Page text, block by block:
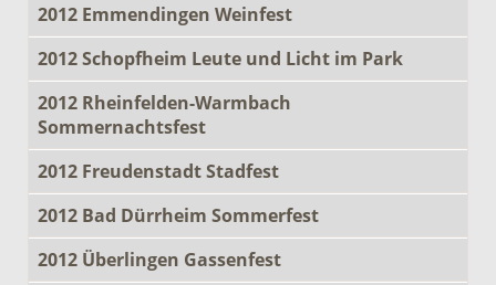
2012 Emmendingen Weinfest
2012 Schopfheim Leute und Licht im Park
2012 Rheinfelden-Warmbach
Sommernachtsfest
2012 Freudenstadt Stadfest
2012 Bad Dürrheim Sommerfest
2012 Überlingen Gassenfest